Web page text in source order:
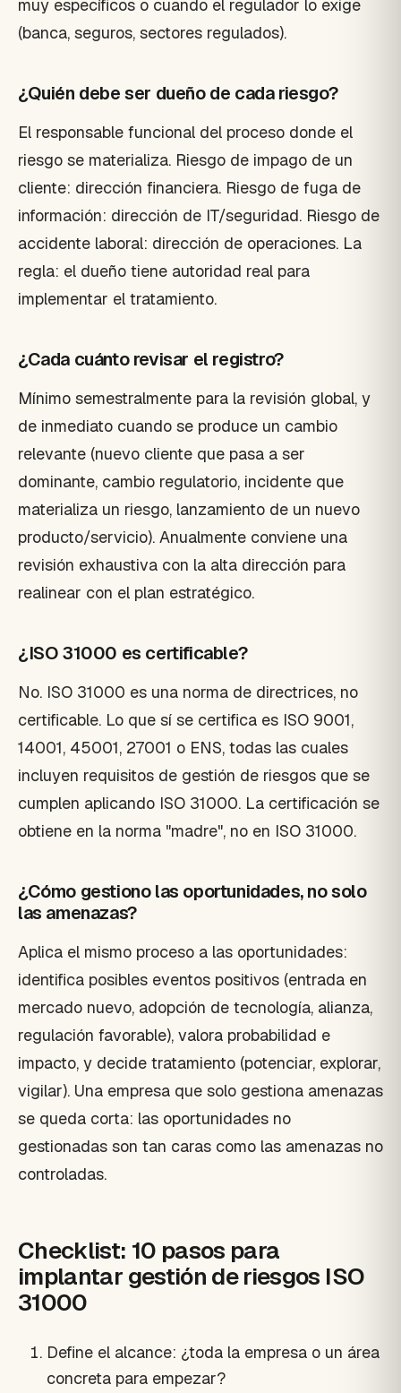
muy específicos o cuando el regulador lo exige
(banca, seguros, sectores regulados).
¿Quién debe ser dueño de cada riesgo?
El responsable funcional del proceso donde el
riesgo se materializa. Riesgo de impago de un
cliente: dirección financiera. Riesgo de fuga de
información: dirección de IT/seguridad. Riesgo de
accidente laboral: dirección de operaciones. La
regla: el dueño tiene autoridad real para
implementar el tratamiento.
¿Cada cuánto revisar el registro?
Mínimo semestralmente para la revisión global, y
de inmediato cuando se produce un cambio
relevante (nuevo cliente que pasa a ser
dominante, cambio regulatorio, incidente que
materializa un riesgo, lanzamiento de un nuevo
producto/servicio). Anualmente conviene una
revisión exhaustiva con la alta dirección para
realinear con el plan estratégico.
¿ISO 31000 es certificable?
No. ISO 31000 es una norma de directrices, no
certificable. Lo que sí se certifica es ISO 9001,
14001, 45001, 27001 o ENS, todas las cuales
incluyen requisitos de gestión de riesgos que se
cumplen aplicando ISO 31000. La certificación se
obtiene en la norma "madre", no en ISO 31000.
¿Cómo gestiono las oportunidades, no solo
las amenazas?
Aplica el mismo proceso a las oportunidades:
identifica posibles eventos positivos (entrada en
mercado nuevo, adopción de tecnología, alianza,
regulación favorable), valora probabilidad e
impacto, y decide tratamiento (potenciar, explorar,
vigilar). Una empresa que solo gestiona amenazas
se queda corta: las oportunidades no
gestionadas son tan caras como las amenazas no
controladas.
Checklist: 10 pasos para
implantar gestión de riesgos ISO
31000
Define el alcance: ¿toda la empresa o un área
concreta para empezar?